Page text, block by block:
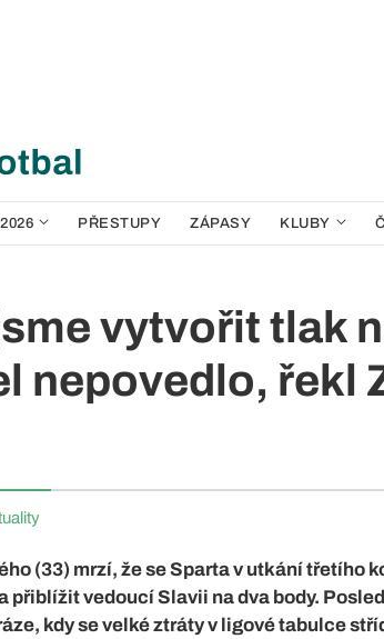
PŘESTUPY ZÁPASY KLUBY
vytvořit tlak
nepovedlo, řekl
(33) mrzí, že se Sparta v utkání třetího
přiblížit vedoucí Slavii na dva body.
kdy se velké ztráty v ligové tabulce